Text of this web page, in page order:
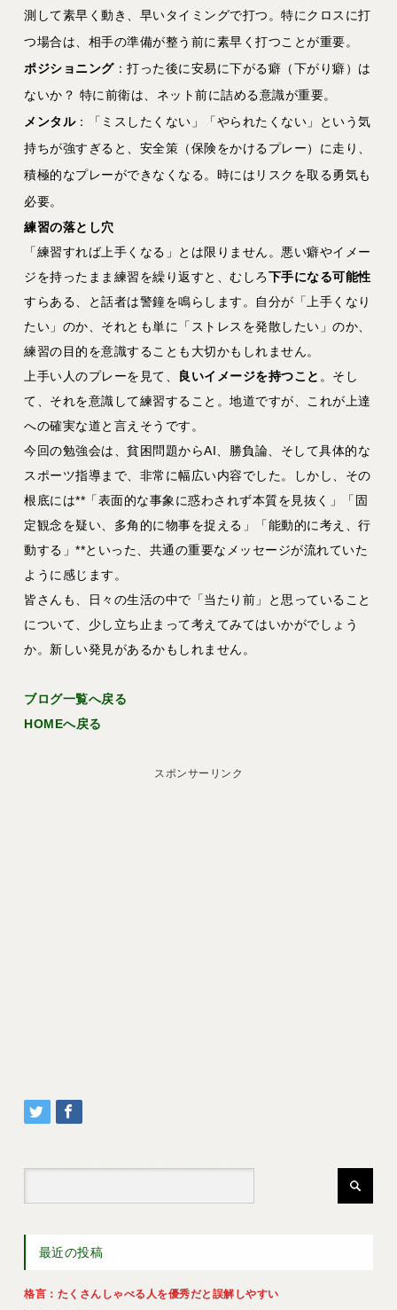
測して素早く動き、早いタイミングで打つ。特にクロスに打
つ場合は、相手の準備が整う前に素早く打つことが重要。
ポジショニング：打った後に安易に下がる癖（下がり癖）は
ないか？ 特に前衛は、ネット前に詰める意識が重要。
メンタル：「ミスしたくない」「やられたくない」という気
持ちが強すぎると、安全策（保険をかけるプレー）に走り、
積極的なプレーができなくなる。時にはリスクを取る勇気も
必要。
練習の落とし穴
「練習すれば上手くなる」とは限りません。悪い癖やイメー
ジを持ったまま練習を繰り返すと、むしろ下手になる可能性
すらある、と話者は警鐘を鳴らします。自分が「上手くなり
たい」のか、それとも単に「ストレスを発散したい」のか、
練習の目的を意識することも大切かもしれません。
上手い人のプレーを見て、
良いイメージを持つこと 。そし
て、それを意識して練習すること。地道ですが、これが上達
への確実な道と言えそうです。
今回の勉強会は、貧困問題からAI、勝負論、そして具体的な
スポーツ指導まで、非常に幅広い内容でした。しかし、その
根底には**「表面的な事象に惑わされず本質を見抜く」「固
定観念を疑い、多角的に物事を捉える」「能動的に考え、行
動する」**といった、共通の重要なメッセージが流れていた
ように感じます。
皆さんも、日々の生活の中で「当たり前」と思っていること
について、少し立ち止まって考えてみてはいかがでしょう
か。新しい発見があるかもしれません。
ブログ一覧へ戻る
HOMEへ戻る
スポンサーリンク
最近の投稿
格言：たくさんしゃべる人を優秀だと誤解しやすい